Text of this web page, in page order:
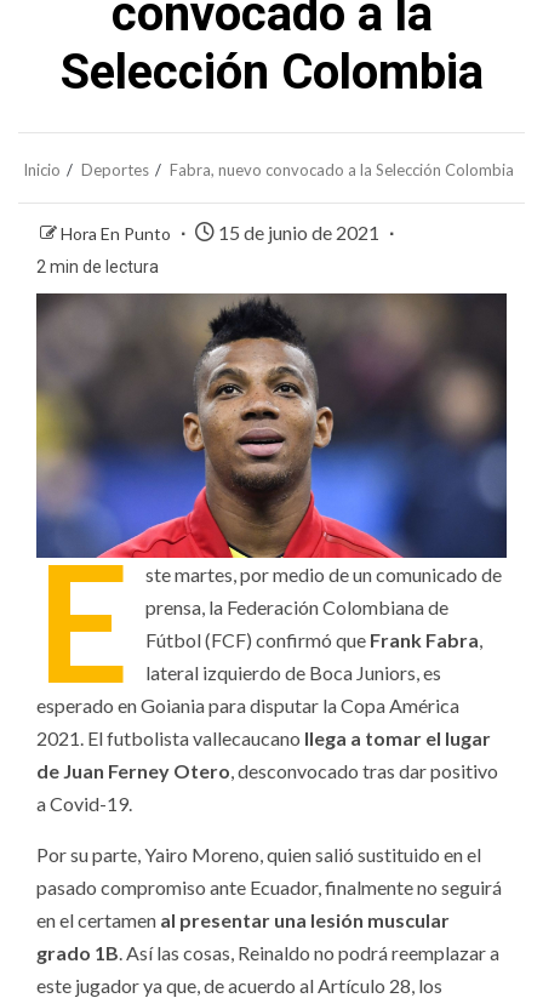
convocado a la
Selección Colombia
Inicio Deportes Fabra, nuevo convocado a la Selección Colombia
Hora En Punto 15 de junio de 2021
2 min de lectura
E
ste martes, por medio de un comunicado de
prensa, la Federación Colombiana de
Fútbol (FCF) confirmó que Frank Fabra
lateral izquierdo de Boca Juniors, es
esperado en Goiania para disputar la Copa América
2021. El futbolista vallecaucano llega a tomar el lugar
de Juan Ferney Otero , desconvocado tras dar positivo
a Covid-19.
Por su parte, Yairo Moreno, quien salió sustituido en el
pasado compromiso ante Ecuador, finalmente no seguirá
en el certamen al presentar una lesión muscular
grado 1B . Así las cosas, Reinaldo no podrá reemplazar a
este jugador ya que, de acuerdo al Artículo 28, los